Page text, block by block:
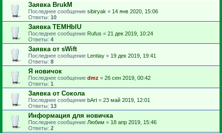
Заявка BrukM
Последнее сообщение sibiryak « 14 янв 2020, 15:06
Ответы: 10
Заявка TEMHblU
Последнее сообщение Rufus « 21 дек 2019, 10:24
Ответы: 4
Заявка от sWift
Последнее сообщение Lentiay « 19 дек 2019, 19:41
Ответы: 8
Я новичок
Последнее сообщение dmz « 26 сен 2019, 00:42
Ответы: 1
Заявка от Сокола
Последнее сообщение bArt « 23 май 2019, 12:01
Ответы: 13
Информация для новичка
Последнее сообщение Любим « 18 апр 2019, 15:46
Ответы: 2